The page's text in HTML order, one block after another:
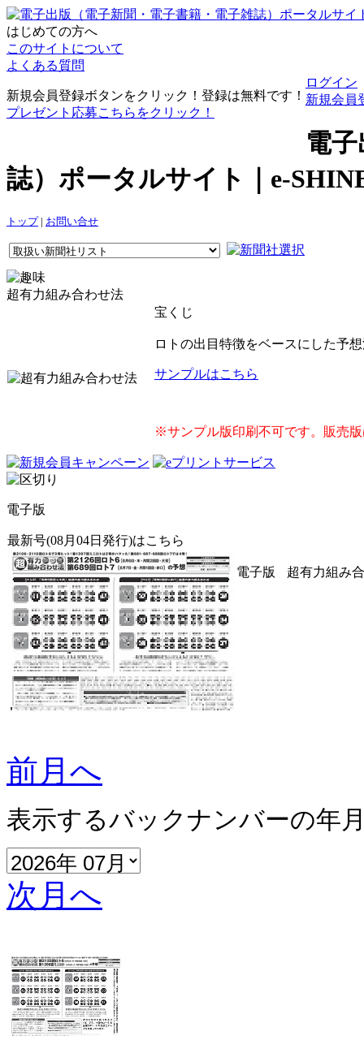
はじめての方へ
このサイトについて
よくある質問
新規会員登録ボタンをクリック！登録は無料です！
プレゼント応募こちらをクリック！
ログイン
新規会員
電
誌）ポータルサイト｜e-
トップ| お問い合せ
超有力組み合わせ法
宝くじ
ロトの出目特徴をベースにした予
サンプルはこちら
※サンプル版印刷不可です。販売
電子版
最新号(08月04日発行)はこちら
電子版 超有力組み
前月へ
表示するバックナンバーの年
次月へ